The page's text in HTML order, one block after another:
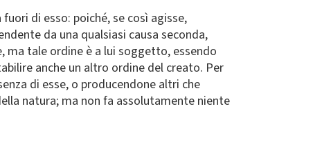
di esso: poiché, se così agisse,
da una qualsiasi causa seconda,
ma tale ordine è a lui soggetto, essendo
anche un altro ordine del creato. Per
di esse, o producendone altri che
natura; ma non fa assolutamente niente